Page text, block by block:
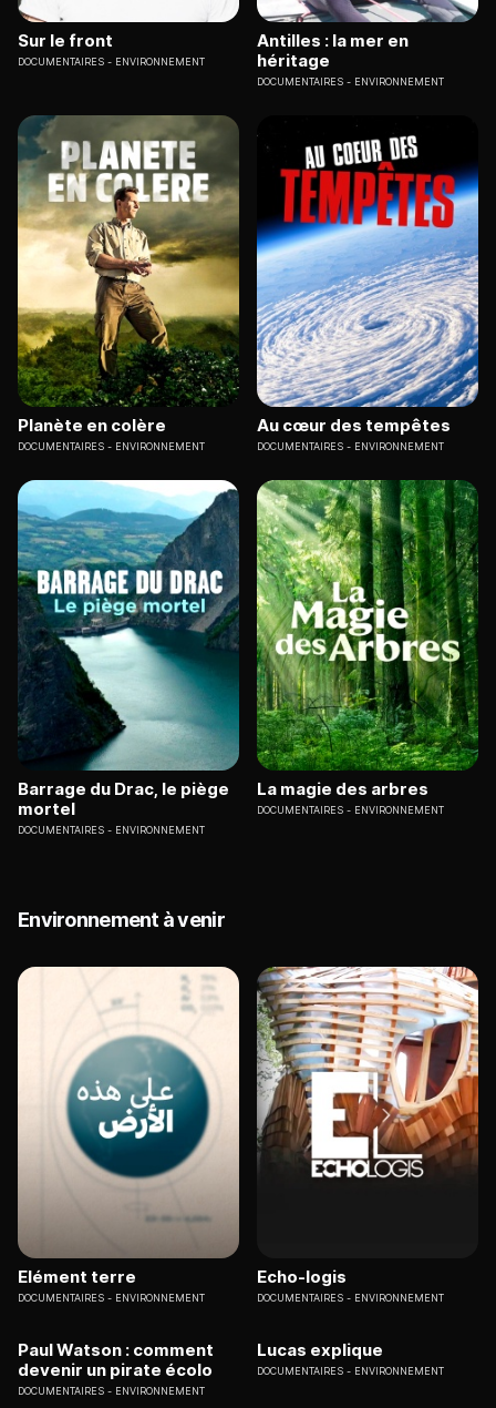
Sur le front
DOCUMENTAIRES ENVIRONNEMENT
Antilles : la mer en
héritage
DOCUMENTAIRES ENVIRONNEMENT
Planète en colère
DOCUMENTAIRES ENVIRONNEMENT
Au cœur des tempêtes
DOCUMENTAIRES ENVIRONNEMENT
Barrage du Drac, le piège
mortel
DOCUMENTAIRES ENVIRONNEMENT
La magie des arbres
DOCUMENTAIRES ENVIRONNEMENT
Environnement à venir
Elément terre
DOCUMENTAIRES ENVIRONNEMENT
Echo-logis
DOCUMENTAIRES ENVIRONNEMENT
Paul Watson : comment
devenir un pirate écolo
DOCUMENTAIRES ENVIRONNEMENT
Lucas explique
DOCUMENTAIRES ENVIRONNEMENT